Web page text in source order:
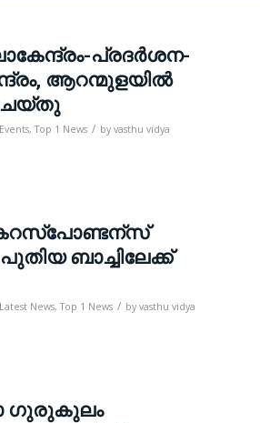
പ്രദർശന-
ആറന്മുളയിൽ
Events,Top 1 News / by vasthu vidya
ബാച്ചിലേക്ക്
Latest News,Top 1 News / by vasthu vidya
ഗുരുകുലം